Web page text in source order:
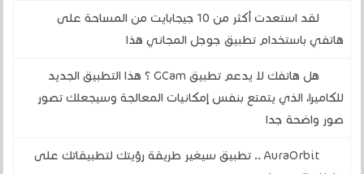
لقد استعدت أكثر من 10 جيجابايت من المساحة على
هاتفي باستخدام تطبيق جوجل المجاني هذا
هل هاتفك لا يدعم تطبيق GCam ؟ هذا التطبيق الجديد
للكاميرا، الذي يتمتع بنفس إمكانيات المعالجة وسيجعلك تصور
صور واضحة جدا
AuraOrbit .. تطبيق سيغير طريقة رؤيتك لتطبيقاتك على